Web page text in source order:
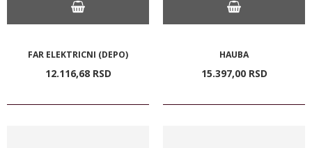
FAR ELEKTRICNI (DEPO)
12.116,68 RSD
HAUBA
15.397,00 RSD